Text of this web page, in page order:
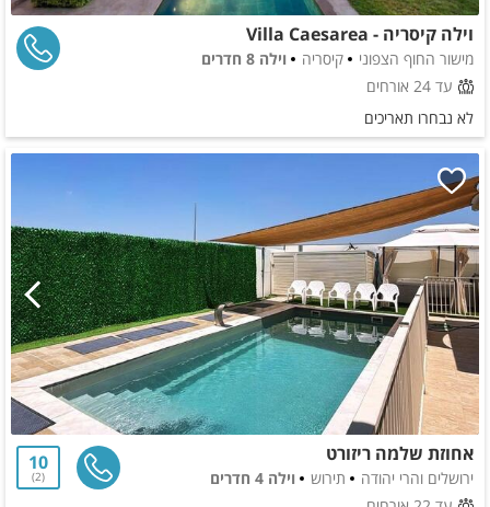
וילה קיסריה - Villa Caesarea
מישור החוף הצפוני קיסריה
וילה 8 חדרים
עד 24 אורחים
לא נבחרו תאריכים
אחוזת שלמה ריזורט
ירושלים והרי יהודה תירוש
וילה 4 חדרים
10
2